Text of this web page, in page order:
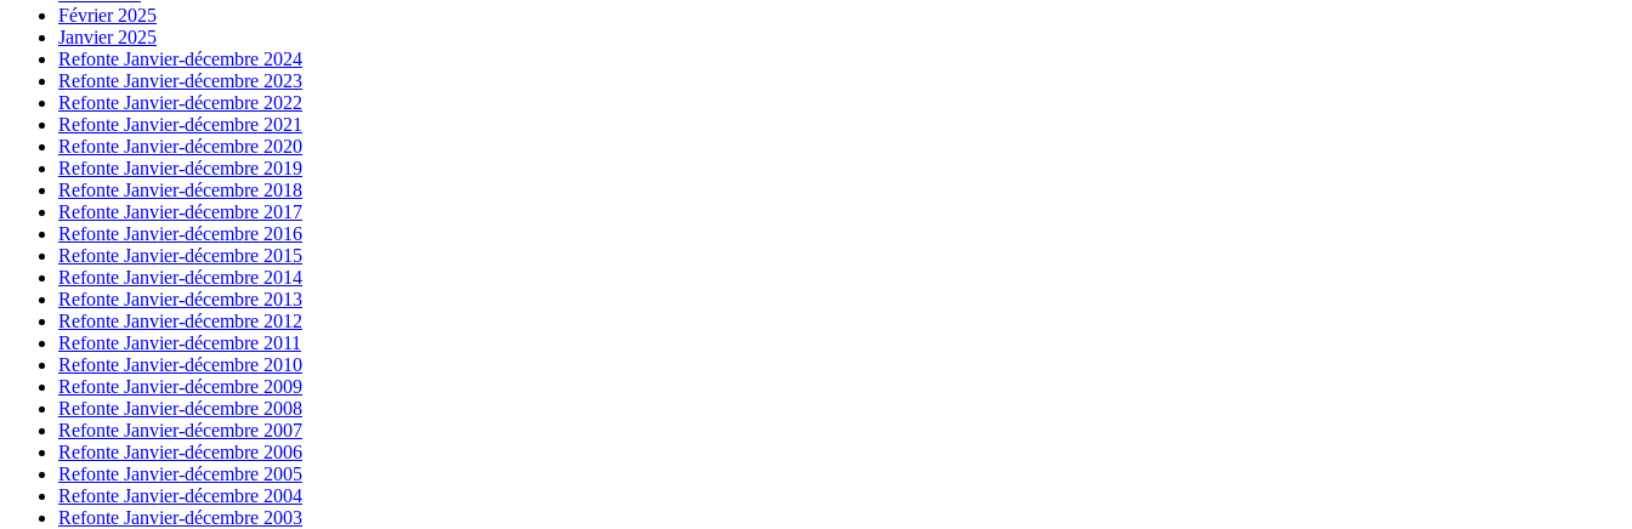
Février 2025
Janvier 2025
Refonte Janvier-décembre 2024
Refonte Janvier-décembre 2023
Refonte Janvier-décembre 2022
Refonte Janvier-décembre 2021
Refonte Janvier-décembre 2020
Refonte Janvier-décembre 2019
Refonte Janvier-décembre 2018
Refonte Janvier-décembre 2017
Refonte Janvier-décembre 2016
Refonte Janvier-décembre 2015
Refonte Janvier-décembre 2014
Refonte Janvier-décembre 2013
Refonte Janvier-décembre 2012
Refonte Janvier-décembre 2011
Refonte Janvier-décembre 2010
Refonte Janvier-décembre 2009
Refonte Janvier-décembre 2008
Refonte Janvier-décembre 2007
Refonte Janvier-décembre 2006
Refonte Janvier-décembre 2005
Refonte Janvier-décembre 2004
Refonte Janvier-décembre 2003